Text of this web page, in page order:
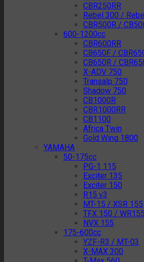
CBR250RR
Rebel 300 /
CBR500R /
600-1200cc
CBR600RR
CB650F /
CB650R /
X-ADV 750
Transalp 750
Shadow 750
CB1000R
CBR1000RR
CB1100
Africa Twin
Gold Wing 1800
YAMAHA
50-175cc
PG-1 115
Exciter 135
Exciter 150
R15 v3
MT-15 / XSR 155
TFX 150 /
NVX 155
175-600cc
YZF-R3 / MT-03
X-MAX 300